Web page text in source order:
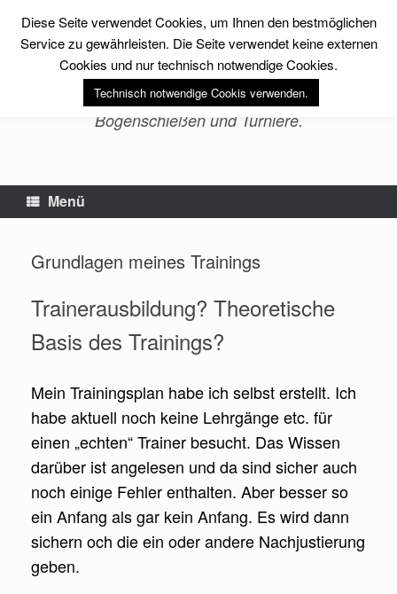
Inhalt
springen
sfs-archery -Erlebnis
Bogenschießen-
Bogensport, Fitness, Training im
Bogenschießen und Turniere.
Menü
Grundlagen meines Trainings
Trainerausbildung? Theoretische
Basis des Trainings?
Mein Trainingsplan habe ich selbst erstellt. Ich
habe aktuell noch keine Lehrgänge etc. für
einen „echten“ Trainer besucht. Das Wissen
darüber ist angelesen und da sind sicher auch
noch einige Fehler enthalten. Aber besser so
ein Anfang als gar kein Anfang. Es wird dann
sichern och die ein oder andere Nachjustierung
geben.
Diese Seite verwendet Cookies, um Ihnen den bestmöglichen
Service zu gewährleisten. Die Seite verwendet keine externen
Cookies und nur technisch notwendige Cookies.
Technisch notwendige Cookis verwenden.